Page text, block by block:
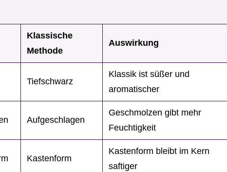
Klassische
Methode
Auswirkung
Tiefschwarz
Klassik ist süßer und
aromatischer
Aufgeschlagen
Geschmolzen gibt mehr
Feuchtigkeit
Kastenform
Kastenform bleibt im Kern
saftiger